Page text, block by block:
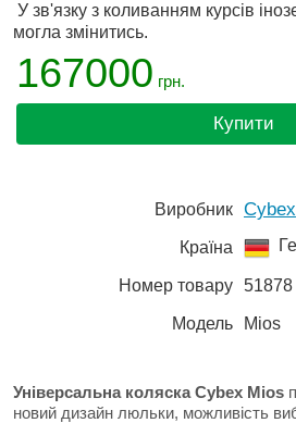
У зв'язку з коливанням курсів
могла змінитись.
167000 грн.
Купити
Виробник Cybex
Країна
Номер товару 51878
Модель Mios
Універсальна коляска Cybex Mios
новий дизайн люльки, можливість